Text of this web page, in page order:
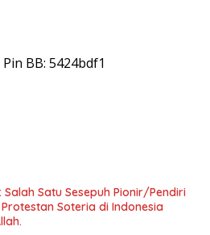
BB: 5424bdf1
Satu Sesepuh Pionir/Pendiri
Soteria di Indonesia